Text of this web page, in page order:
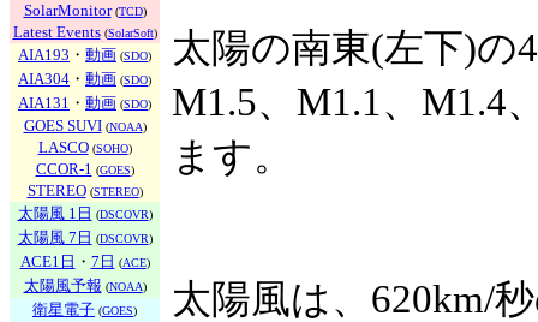
SolarMonitor(TCD)
Latest Events(SolarSoft)
AIA193 ・ 動画 (SDO)
AIA304 ・ 動画 (SDO)
AIA131 ・ 動画 (SDO)
GOES SUVI (NOAA)
LASCO(SOHO)
CCOR-1 (GOES)
STEREO(STEREO)
太陽風 1日 (DSCOVR)
太陽風 7日 (DSCOVR)
ACE1日 ・ 7日 (ACE)
太陽風予報 (NOAA)
衛星電子 (GOES)
太陽の南東(左下)の
M1.5、M1.1、M1.4
ます。
太陽風は、620km/